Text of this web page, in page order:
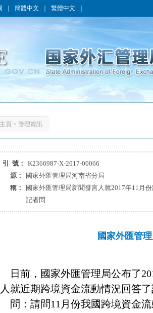
簡體中文 繁體中文
主頁 > 管理資訊
引 號： K2366987-X-2017-00066
源：
國家外匯管理局河南省分局
稱：
國家外匯管理局新聞發言人就2017年11月
記者問
國家外匯管
前，國家外匯管理局公布了
就近期跨境資金流動情況回答了
：請問11月份我國跨境資金流